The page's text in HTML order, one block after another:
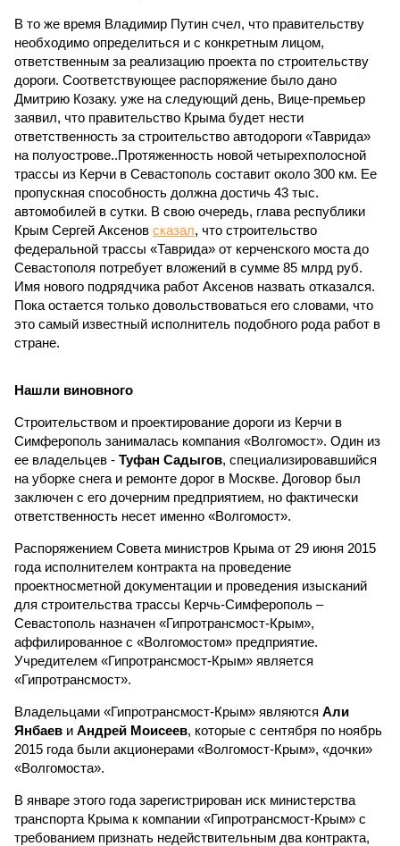
В то же время Владимир Путин счел, что правительству
необходимо определиться и с конкретным лицом,
ответственным за реализацию проекта по строительству
дороги. Соответствующее распоряжение было дано
Дмитрию Козаку. уже на следующий день, Вице-премьер
заявил, что правительство Крыма будет нести
ответственность за строительство автодороги «Таврида»
на полуострове..Протяженность новой четырехполосной
трассы из Керчи в Севастополь составит около 300 км. Ее
пропускная способность должна достичь 43 тыс.
автомобилей в сутки. В свою очередь, глава республики
Крым Сергей Аксенов сказал, что строительство
федеральной трассы «Таврида» от керченского моста до
Севастополя потребует вложений в сумме 85 млрд руб.
Имя нового подрядчика работ Аксенов назвать отказался.
Пока остается только довольствоваться его словами, что
это самый известный исполнитель подобного рода работ в
стране.
Нашли виновного
Строительством и проектирование дороги из Керчи в
Симферополь занималась компания «Волгомост». Один из
ее владельцев - Туфан Садыгов, специализировавшийся
на уборке снега и ремонте дорог в Москве. Договор был
заключен с его дочерним предприятием, но фактически
ответственность несет именно «Волгомост».
Распоряжением Совета министров Крыма от 29 июня 2015
года исполнителем контракта на проведение
проектносметной документации и проведения изысканий
для строительства трассы Керчь-Симферополь –
Севастополь назначен «Гипротрансмост-Крым»,
аффилированное с «Волгомостом» предприятие.
Учредителем «Гипротрансмост-Крым» является
«Гипротрансмост».
Владельцами «Гипротрансмост-Крым» являются Али
Янбаев и Андрей Моисеев, которые с сентября по ноябрь
2015 года были акционерами «Волгомост-Крым», «дочки»
«Волгомоста».
В январе этого года зарегистрирован иск министерства
транспорта Крыма к компании «Гипротрансмост-Крым» с
требованием признать недействительным два контракта,